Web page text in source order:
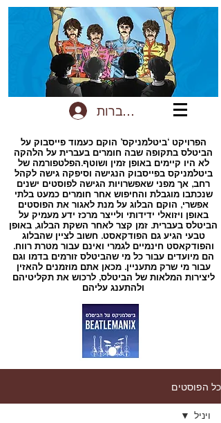
להתחברות
הפרויקט ‘ביטלמניקס’ הוקם כעמוד פייסבוק על
הביטלס בתקופה שבה חומרים בעברית על הלהקה
לא היו קיימים באופן זמין ושוטף.הפלטפורמה של
ביטלמניקס בפייסבוק הנגישה וסיפקה גישה לקהל
רחב, אך מפני שאפשרויות הגישה לפוסטים ישנים
שנכתבו מוגבלת והחיפוש אחר חומרים כמעט בלתי
אפשרי, הוקם הבלוג על מנת לאגור את הפוסטים
באופן ויזואלי ידידותי ולייצר מרכז ידע מעמיק על
הביטלס בעברית. זמן קצר לאחר השקת הבלוג, באופן
טבעי הגיע גם הפודקאסט. חשוב לציין שהבלוג
והפודקאסט חינמיים לגמרי ואינם עבור מטרת רווח.
הם מיועדים עבור כל מי שהביטלס זורמים בדמו וגם
עבור מי שרק מתעניין. מכאן אתם מוזמנים להאזין
ליצירות המלאות של הביטלס, לרכוש את תקליטיהם
ולהתענג עליהם
כל הפוסטים
ויניל